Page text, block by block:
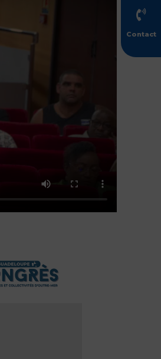

Contact